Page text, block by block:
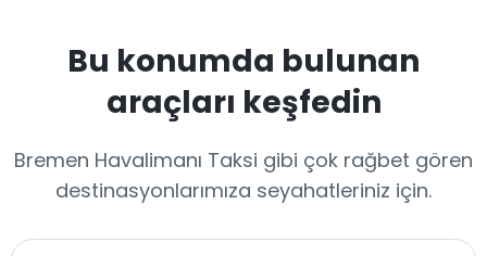
Bu konumda bulunan
araçları keşfedin
Bremen Havalimanı Taksi gibi çok rağbet gören
destinasyonlarımıza seyahatleriniz için.